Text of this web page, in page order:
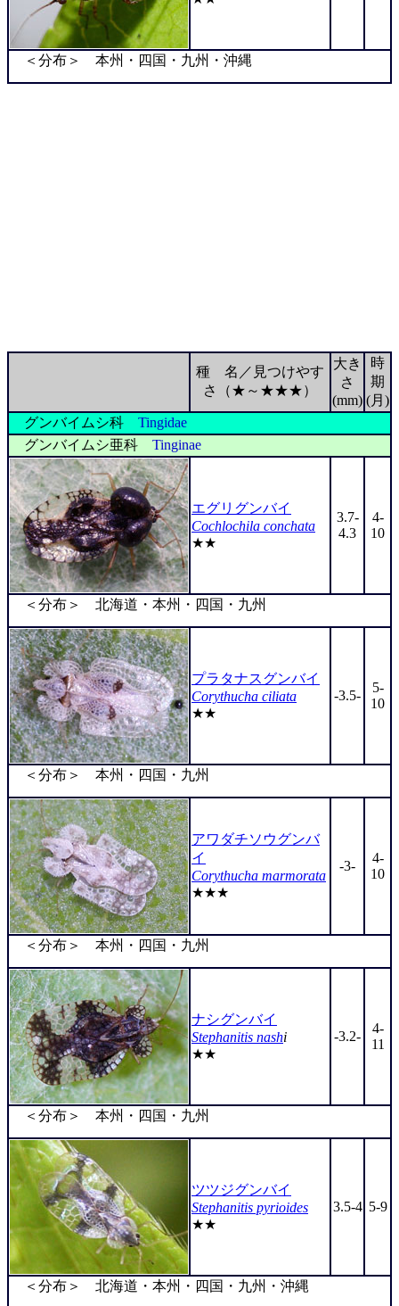
＜分布＞ 本州・四国・九州・沖縄
種 名／見つけやす
さ（★～★★★）
大き
さ
(mm)
時
期
(月)
グンバイムシ科 Tingidae
グンバイムシ亜科 Tinginae
エグリグンバイ
Cochlochila conchata
★★
3.7-
4.3
4-
10
＜分布＞ 北海道・本州・四国・九州
プラタナスグンバイ
Corythucha ciliata
★★
-3.5-
5-
10
＜分布＞ 本州・四国・九州
アワダチソウグンバ
イ
Corythucha marmorata
★★★
-3-
4-
10
＜分布＞ 本州・四国・九州
ナシグンバイ
Stephanitis nashi
★★
-3.2-
4-
11
＜分布＞ 本州・四国・九州
ツツジグンバイ
Stephanitis pyrioides
★★
3.5-4 5-9
＜分布＞ 北海道・本州・四国・九州・沖縄